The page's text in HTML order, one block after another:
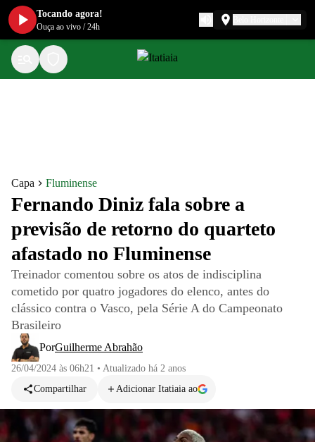
Capa Fluminense
Fernando Diniz fala sobre a
previsão de retorno do quarteto
afastado no Fluminense
Treinador comentou sobre os atos de indisciplina
cometido por quatro jogadores do elenco, antes do
clássico contra o Vasco, pela Série A do Campeonato
Brasileiro
PorGuilherme Abrahão
26/04/2024 às 06h21 • Atualizado há 2 anos
Compartilhar
Adicionar Itatiaia ao
Tocando agora!
Ouça ao vivo /24h